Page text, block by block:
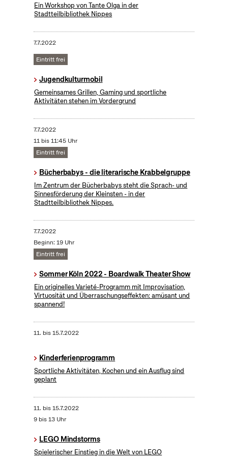
Ein Workshop von Tante Olga in der
Stadtteilbibliothek Nippes
7.7.2022
Eintritt frei
Jugendkulturmobil
Gemeinsames Grillen, Gaming und sportliche
Aktivitäten stehen im Vordergrund
7.7.2022
11 bis 11:45 Uhr
Eintritt frei
Bücherbabys - die literarische Krabbelgruppe
Im Zentrum der Bücherbabys steht die Sprach- und
Sinnesförderung der Kleinsten - in der
Stadtteilbibliothek Nippes.
7.7.2022
Beginn: 19 Uhr
Eintritt frei
Sommer Köln 2022 - Boardwalk Theater Show
Ein originelles Varieté-Programm mit Improvisation,
Virtuosität und Überraschungseffekten: amüsant und
spannend!
11. bis15.7.2022
Kinderferienprogramm
Sportliche Aktivitäten, Kochen und ein Ausflug sind
geplant
11. bis15.7.2022
9 bis 13 Uhr
LEGO Mindstorms
Spielerischer Einstieg in die Welt von LEGO